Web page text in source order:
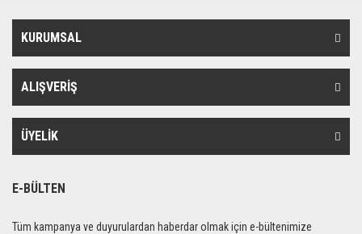
KURUMSAL
ALIŞVERİŞ
ÜYELİK
E-BÜLTEN
Tüm kampanya ve duyurulardan haberdar olmak için e-bültenimize